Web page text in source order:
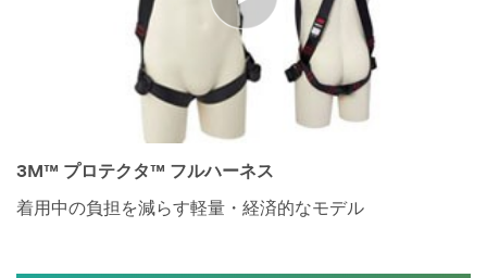
3M™ プロテクタ™ フルハーネス
着用中の負担を減らす軽量・経済的なモデル